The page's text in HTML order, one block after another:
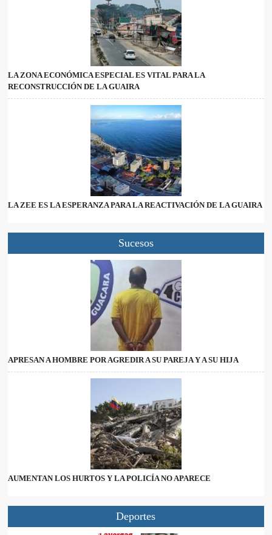
LA ZONA ECONÓMICA ESPECIAL ES VITAL PARA LA
RECONSTRUCCIÓN DE LA GUAIRA
LA ZEE ES LA ESPERANZA PARA LA REACTIVACIÓN DE LA GUAIRA
Sucesos
APRESAN A HOMBRE POR AGREDIR A SU PAREJA Y A SU HIJA
AUMENTAN LOS HURTOS Y LA POLICÍA NO APARECE
Deportes